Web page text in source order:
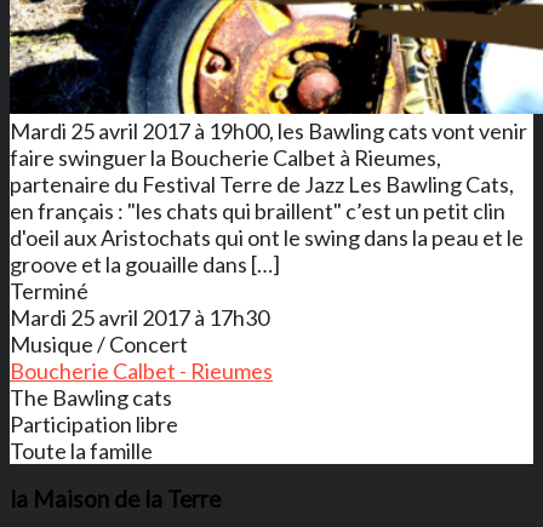
Mardi 25 avril 2017 à 19h00, les Bawling cats vont venir
faire swinguer la Boucherie Calbet à Rieumes,
partenaire du Festival Terre de Jazz Les Bawling Cats,
en français : "les chats qui braillent" c’est un petit clin
d'oeil aux Aristochats qui ont le swing dans la peau et le
groove et la gouaille dans […]
Terminé
Mardi 25 avril 2017 à 17h30
Musique / Concert
Boucherie Calbet - Rieumes
The Bawling cats
Participation libre
Toute la famille
la Maison de la Terre